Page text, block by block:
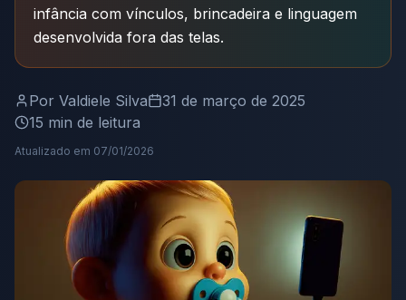
infância com vínculos, brincadeira e linguagem
desenvolvida fora das telas.
Por Valdiele Silva
31 de março de 2025
15 min de leitura
Atualizado em 07/01/2026